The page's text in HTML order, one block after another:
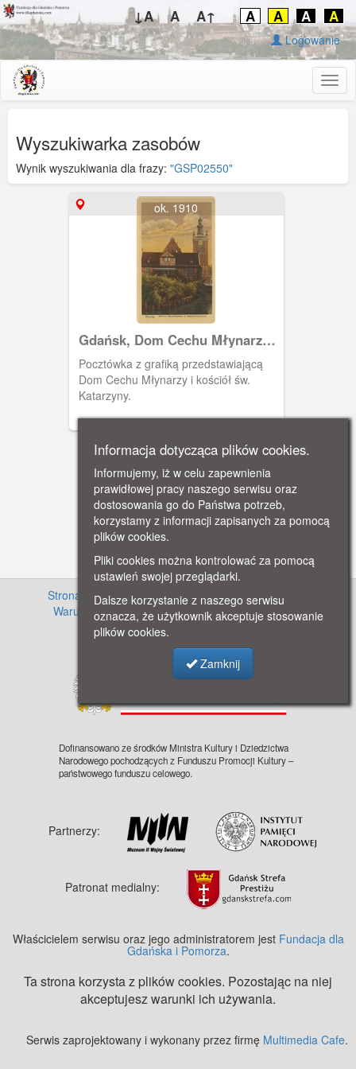
↓A A A↑ A A A A
Logowanie
Wyszukiwarka zasobów
Wynik wyszukiwania dla frazy: "GSP02550"
ok. 1910
Gdańsk, Dom Cechu Młynarzy i
kościół św. Katarzyny
Pocztówka z grafiką przedstawiającą
Dom Cechu Młynarzy i kościół św.
Katarzyny.
Strona główna · Informacje o projekcie · Cennik
Warunki używania zasobów
· Kontakt ·
Regulamin
serwisu
· Polityka prywatności
Dofinansowano ze środków Ministra Kultury i Dziedzictwa
Narodowego pochodzących z Funduszu Promocji Kultury –
państwowego funduszu celowego.
Partnerzy:
Patronat medialny:
Właścicielem serwisu oraz jego administratorem jest Fundacja dla
Gdańska i Pomorza.
Ta strona korzysta z plików cookies. Pozostając na niej
akceptujesz warunki ich używania.
Serwis zaprojektowany i wykonany przez firmę Multimedia Cafe.
Informacja dotycząca plików cookies.
Informujemy, iż w celu zapewnienia
prawidłowej pracy naszego serwisu oraz
dostosowania go do Państwa potrzeb,
korzystamy z informacji zapisanych za pomocą
plików cookies.
Pliki cookies można kontrolować za pomocą
ustawień swojej przeglądarki.
Dalsze korzystanie z naszego serwisu
oznacza, że użytkownik akceptuje stosowanie
plików cookies.
Zamknij